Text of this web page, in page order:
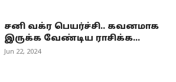
சனி வக்ர பெயர்ச்சி.. கவனமாக
இருக்க வேண்டிய ராசிக்க...
Jun 22, 2024